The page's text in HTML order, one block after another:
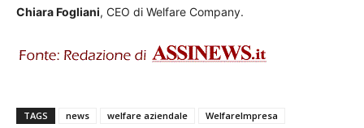
Chiara Fogliani, CEO di Welfare Company.
TAGS news welfare aziendale WelfareImpresa